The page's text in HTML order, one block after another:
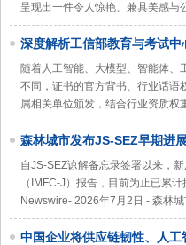
呈现出一件令人惊艳、兼具美感
深度解析工信部教育与考试
随着人工智能、大模型、智能体、
不同，证书的官方背书、行业话语
属相关单位颁发，结合行业资质权
森林城市发布JS-SEZ早期进
自JS-SEZ谅解备忘录签署以来，
（IMFC-J）报告，目前为止已累
Newswire- 2026年7月2日 - 森林
中国企业将供应链韧性、人